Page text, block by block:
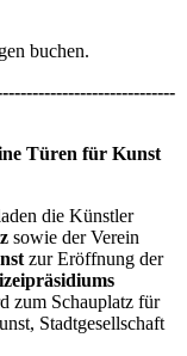
buchen.
Türen für Kunst
die Künstler
sowie der Verein
zur Eröffnung der
zum Schauplatz für
Stadtgesellschaft